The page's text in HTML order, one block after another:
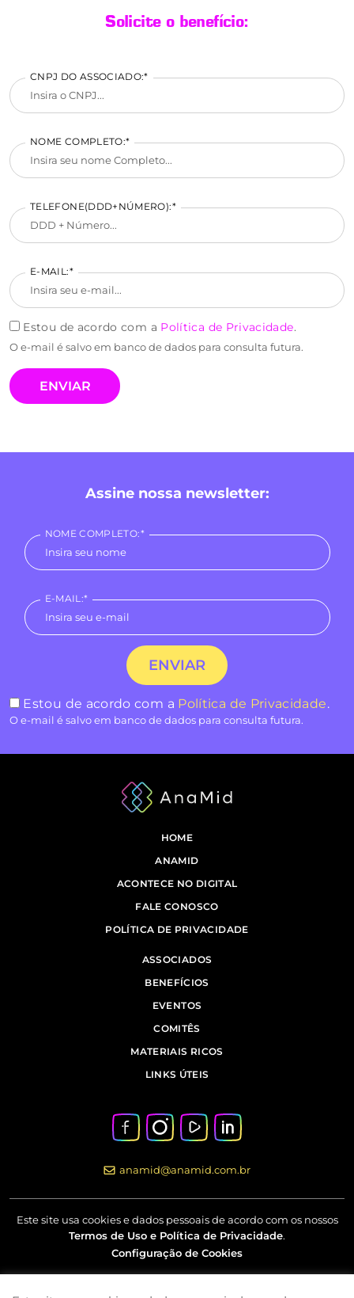
Solicite o benefício:
CNPJ DO ASSOCIADO:*
NOME COMPLETO:*
TELEFONE(DDD+NÚMERO):*
E-MAIL:*
Estou de acordo com a Política de Privacidade.
O e-mail é salvo em banco de dados para consulta futura.
Assine nossa newsletter:
NOME COMPLETO:*
E-MAIL:*
Estou de acordo com a Política de Privacidade.
O e-mail é salvo em banco de dados para consulta futura.
HOME
ANAMID
ACONTECE NO DIGITAL
FALE CONOSCO
POLÍTICA DE PRIVACIDADE
ASSOCIADOS
BENEFÍCIOS
EVENTOS
COMITÊS
MATERIAIS RICOS
LINKS ÚTEIS
anamid@anamid.com.br
Este site usa cookies e dados pessoais de acordo com os nossos
Termos de Uso e Política de Privacidade.
Configuração de Cookies